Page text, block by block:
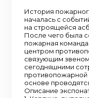
История
началась с
на строящейся
После чего была
пожарная
центром
связующим
сегодняшними
противопожарной
основе
Описание